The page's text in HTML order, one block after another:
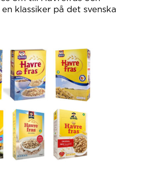
klassiker på det svenska